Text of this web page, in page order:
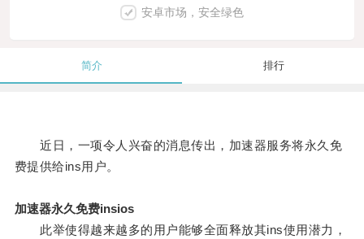
安卓市场，安全绿色
简介 排行
近日，一项令人兴奋的消息传出，加速器服务将永久免
费提供给ins用户。
加速器永久免费insios
此举使得越来越多的用户能够全面释放其ins使用潜力，